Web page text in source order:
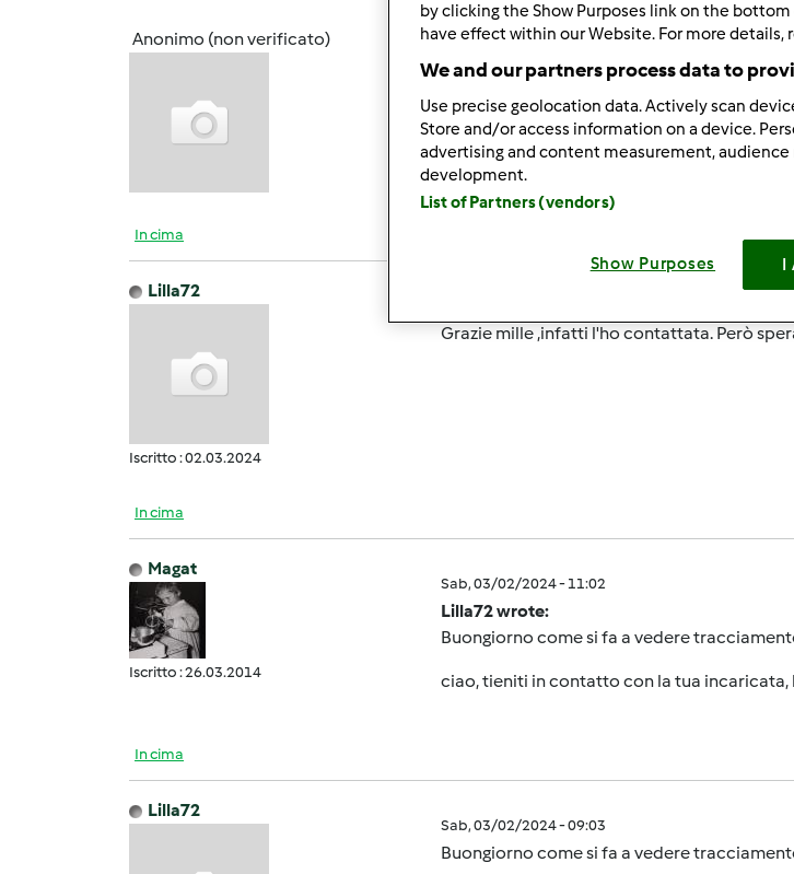
Anonimo (non verificato)
Ma possibile che si deve aspettare così
sanno rispondere quando sarà messo in
fatto acquisto a Vorwerk
In cima
Lilla72
Iscritto : 02.03.2024
Grazie mille ,infatti l'ho contattata. Però
In cima
Magat
Iscritto : 26.03.2014
Sab, 03/02/2024 - 11:02
Lilla72 wrote:
Buongiorno come si fa a vedere
ciao, tieniti in contatto con la tua
In cima
Lilla72
Sab, 03/02/2024 - 09:03
Buongiorno come si fa a vedere
by clicking the Show Purposes link on the
have effect within our Website. For more details,
We and our partners process data to
Use precise geolocation data. Actively scan
Store and/or access information on a device.
advertising and content measurement, audience
development.
List of Partners (vendors)
Show Purposes I